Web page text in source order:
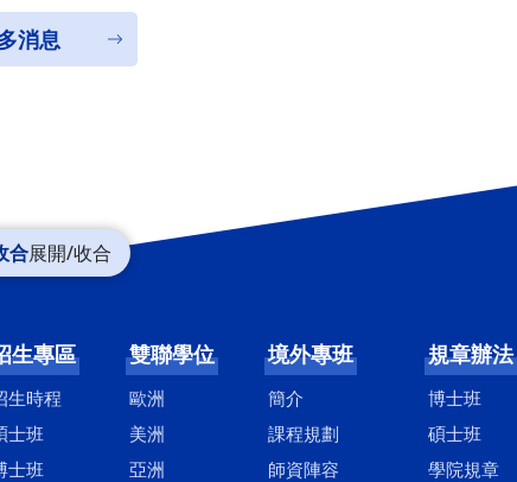
消息
展開/收合
生專區
生時程
士班
士班
雙聯學位
歐洲
美洲
亞洲
境外專班
簡介
課程規劃
師資陣容
規章辦法
博士班
碩士班
學院規章